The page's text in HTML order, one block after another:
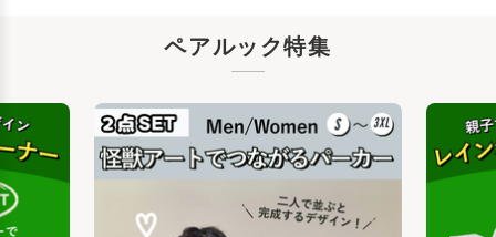
ペアルック特集